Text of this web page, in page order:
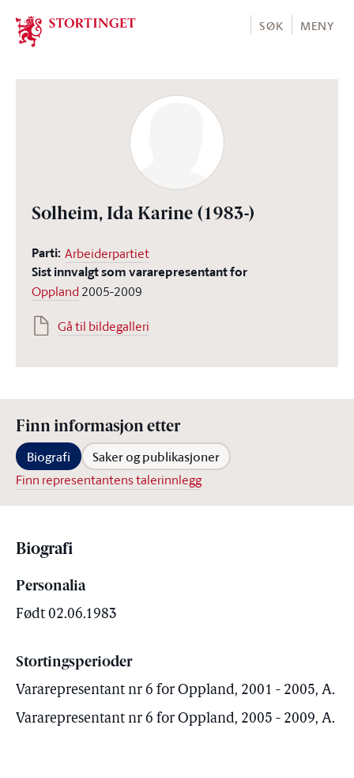
Stortinget.no
SØK MENY
Solheim, Ida Karine (1983-)
Parti: Arbeiderpartiet
Sist innvalgt som vararepresentant for
Oppland 2005-2009
Gå til bildegalleri
Finn informasjon etter
Biografi Saker og publikasjoner
Finn representantens talerinnlegg
Biografi
Personalia
Født 02.06.1983
Stortingsperioder
Vararepresentant nr 6 for Oppland, 2001 - 2005, A.
Vararepresentant nr 6 for Oppland, 2005 - 2009, A.